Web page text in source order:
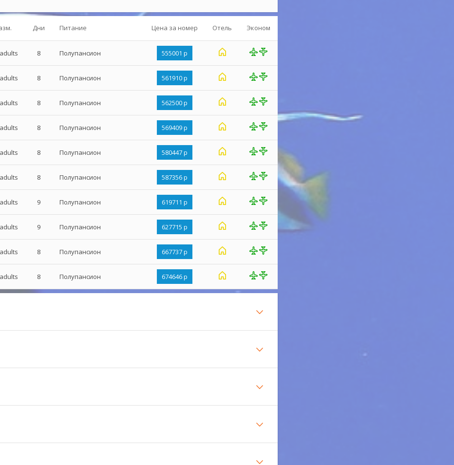
Дни Питание Цена за номер Отель Эконом
8 Полупансион 555001 р
8 Полупансион 561910 р
8 Полупансион 562500 р
8 Полупансион 569409 р
8 Полупансион 580447 р
8 Полупансион 587356 р
9 Полупансион 619711 р
9 Полупансион 627715 р
8 Полупансион 667737 р
8 Полупансион 674646 р